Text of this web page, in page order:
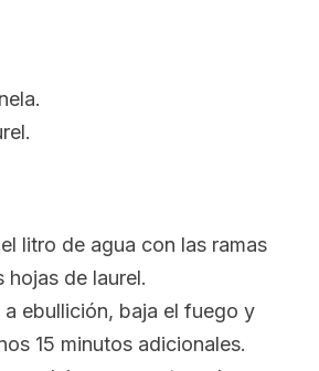
litro de agua con las ramas
hojas de laurel.
a ebullición, baja el fuego y
15 minutos adicionales.